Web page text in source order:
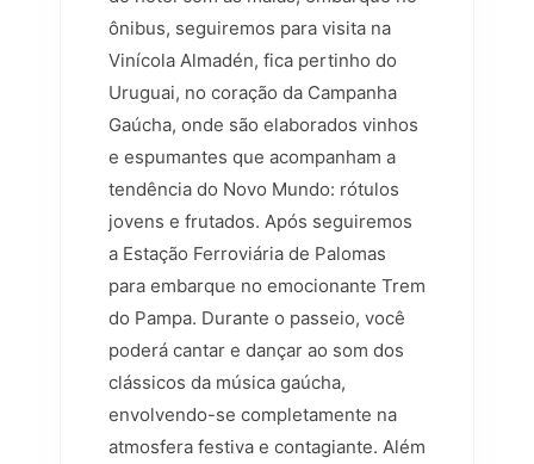
ônibus, seguiremos para visita na
Vinícola Almadén, fica pertinho do
Uruguai, no coração da Campanha
Gaúcha, onde são elaborados vinhos
e espumantes que acompanham a
tendência do Novo Mundo: rótulos
jovens e frutados. Após seguiremos
a Estação Ferroviária de Palomas
para embarque no emocionante Trem
do Pampa. Durante o passeio, você
poderá cantar e dançar ao som dos
clássicos da música gaúcha,
envolvendo-se completamente na
atmosfera festiva e contagiante. Além